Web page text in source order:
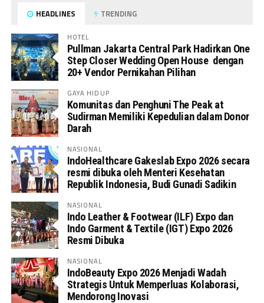
HEADLINES TRENDING
HOTEL
Pullman Jakarta Central Park Hadirkan One
Step Closer Wedding Open House dengan
20+ Vendor Pernikahan Pilihan
GAYA HIDUP
Komunitas dan Penghuni The Peak at
Sudirman Memiliki Kepedulian dalam Donor
Darah
NASIONAL
IndoHealthcare Gakeslab Expo 2026 secara
resmi dibuka oleh Menteri Kesehatan
Republik Indonesia, Budi Gunadi Sadikin
NASIONAL
Indo Leather & Footwear (ILF) Expo dan
Indo Garment & Textile (IGT) Expo 2026
Resmi Dibuka
NASIONAL
IndoBeauty Expo 2026 Menjadi Wadah
Strategis Untuk Memperluas Kolaborasi,
Mendorong Inovasi